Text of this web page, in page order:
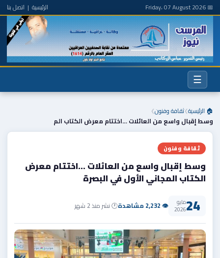
📅 Friday، 07 August 2026 الرئيسية | اتصل بنا
☰
🏠 الرئيسية❯ثقافة وفنون❯
وسط إقبال واسع من العائلات …اختتام معرض الكتاب الم
ثقافة وفنون
وسط إقبال واسع من العائلات …اختتام معرض
الكتاب المجاني الأول في البصرة
24مايو
2026 👁 2,232 مشاهدة 🕐 نشر منذ 2 شهر